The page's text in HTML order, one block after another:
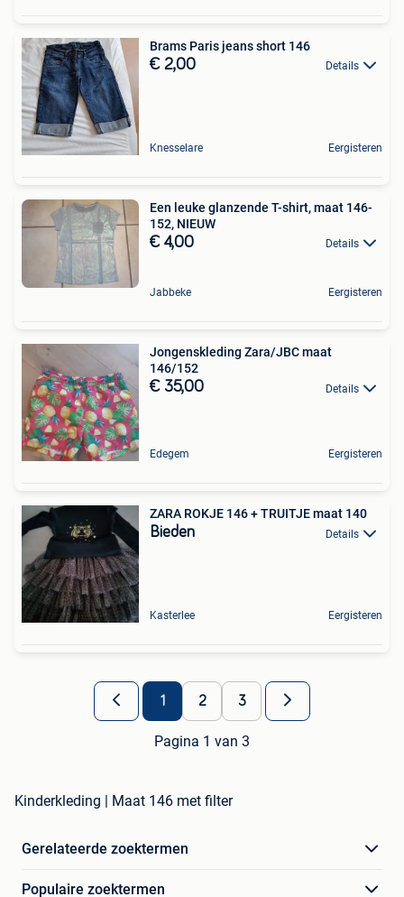
Brams Paris jeans short 146
€ 2,00 Details
Knesselare Eergisteren
Een leuke glanzende T-shirt, maat 146-
152, NIEUW
€ 4,00 Details
Jabbeke Eergisteren
Jongenskleding Zara/JBC maat
146/152
€ 35,00 Details
Edegem Eergisteren
ZARA ROKJE 146 + TRUITJE maat 140
Bieden Details
Kasterlee Eergisteren
1 2 3
Pagina 1 van 3
Kinderkleding | Maat 146 met filter
Gerelateerde zoektermen
Populaire zoektermen